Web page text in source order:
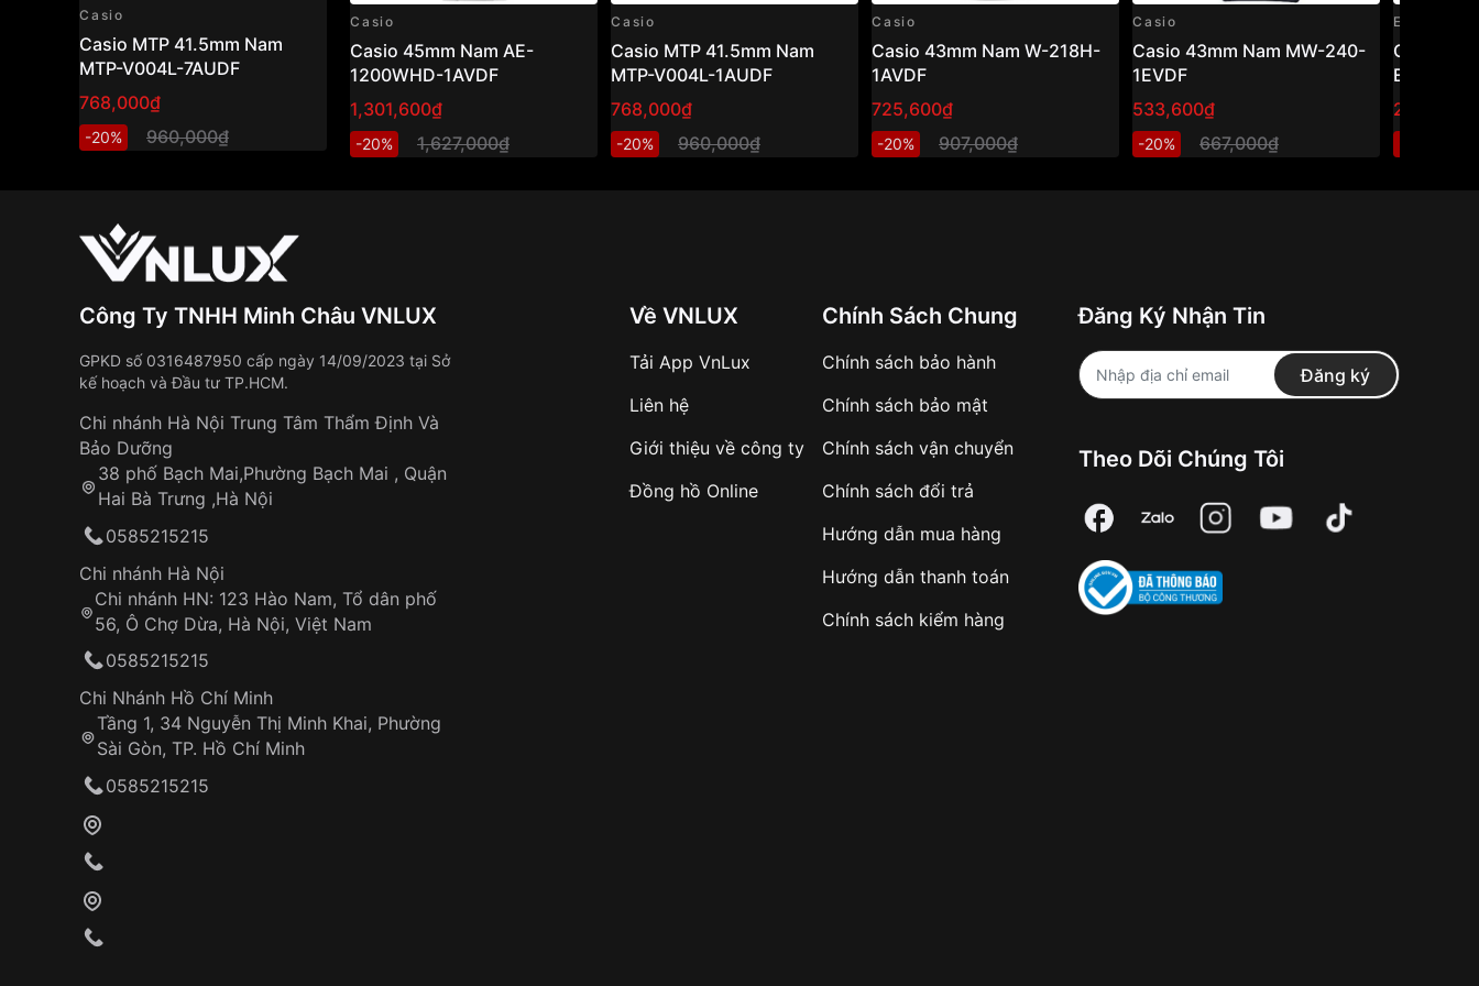
Casio
Casio MTP 41.5mm Nam
MTP-V004L-7AUDF
768,000₫
-20% 960,000₫
Casio
Casio 45mm Nam AE-
1200WHD-1AVDF
1,301,600₫
-20% 1,627,000₫
Casio
Casio MTP 41.5mm Nam
MTP-V004L-1AUDF
768,000₫
-20% 960,000₫
Casio
Casio 43mm Nam W-218H-
1AVDF
725,600₫
-20% 907,000₫
Casio
Casio 43mm Nam MW-240-
1EVDF
533,600₫
-20% 667,000₫
Edifice
Casio
EFR-
Công Ty TNHH Minh Châu VNLUX
GPKD số 0316487950 cấp ngày 14/09/2023 tại Sở
kế hoạch và Đầu tư TP.HCM.
Chi nhánh Hà Nội Trung Tâm Thẩm Định Và
Bảo Dưỡng
38 phố Bạch Mai,Phường Bạch Mai , Quận
Hai Bà Trưng ,Hà Nội
0585215215
Chi nhánh Hà Nội
Chi nhánh HN: 123 Hào Nam, Tổ dân phố
56, Ô Chợ Dừa, Hà Nội, Việt Nam
0585215215
Chi Nhánh Hồ Chí Minh
Tầng 1, 34 Nguyễn Thị Minh Khai, Phường
Sài Gòn, TP. Hồ Chí Minh
0585215215
Về VNLUX
Tải App VnLux
Liên hệ
Giới thiệu về công ty
Đồng hồ Online
Chính Sách Chung
Chính sách bảo hành
Chính sách bảo mật
Chính sách vận chuyển
Chính sách đổi trả
Hướng dẫn mua hàng
Hướng dẫn thanh toán
Chính sách kiểm hàng
Đăng Ký Nhận Tin
Đăng ký
Theo Dõi Chúng Tôi